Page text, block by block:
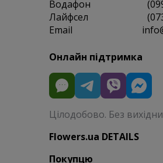
Водафон
Лайфсел
Email
Онлайн підтримка
Цілодобово. Без
Flowers.ua DETAILS
Покупцю